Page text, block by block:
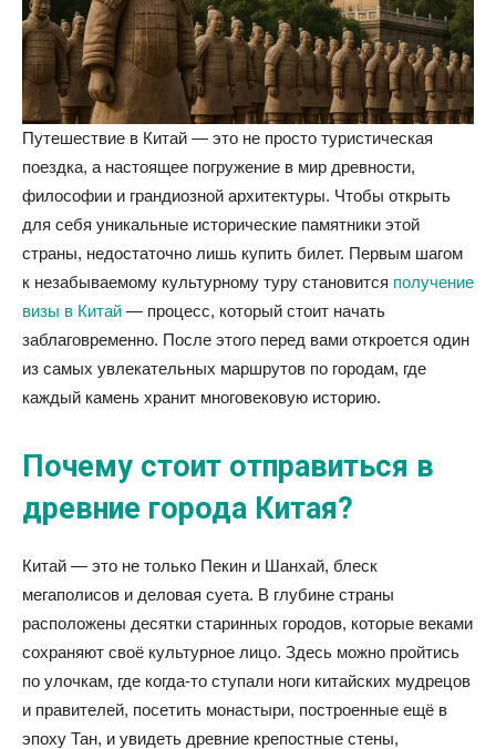
Путешествие в Китай — это не просто туристическая
поездка, а настоящее погружение в мир древности,
философии и грандиозной архитектуры. Чтобы открыть
для себя уникальные исторические памятники этой
страны, недостаточно лишь купить билет. Первым шагом
к незабываемому культурному туру становится получение
визы в Китай — процесс, который стоит начать
заблаговременно. После этого перед вами откроется один
из самых увлекательных маршрутов по городам, где
каждый камень хранит многовековую историю.
Почему стоит отправиться в
древние города Китая?
Китай — это не только Пекин и Шанхай, блеск
мегаполисов и деловая суета. В глубине страны
расположены десятки старинных городов, которые веками
сохраняют своё культурное лицо. Здесь можно пройтись
по улочкам, где когда-то ступали ноги китайских мудрецов
и правителей, посетить монастыри, построенные ещё в
эпоху Тан, и увидеть древние крепостные стены,